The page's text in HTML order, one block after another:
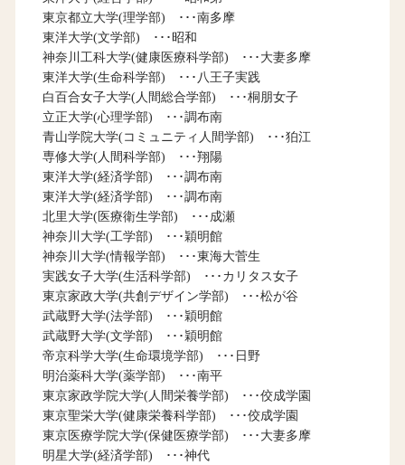
東京都立大学(理学部) ･･･南多摩
東洋大学(文学部) ･･･昭和
神奈川工科大学(健康医療科学部) ･･･大妻多摩
東洋大学(生命科学部) ･･･八王子実践
白百合女子大学(人間総合学部) ･･･桐朋女子
立正大学(心理学部) ･･･調布南
青山学院大学(コミュニティ人間学部) ･･･狛江
専修大学(人間科学部) ･･･翔陽
東洋大学(経済学部) ･･･調布南
東洋大学(経済学部) ･･･調布南
北里大学(医療衛生学部) ･･･成瀬
神奈川大学(工学部) ･･･穎明館
神奈川大学(情報学部) ･･･東海大菅生
実践女子大学(生活科学部) ･･･カリタス女子
東京家政大学(共創デザイン学部) ･･･松が谷
武蔵野大学(法学部) ･･･穎明館
武蔵野大学(文学部) ･･･穎明館
帝京科学大学(生命環境学部) ･･･日野
明治薬科大学(薬学部) ･･･南平
東京家政学院大学(人間栄養学部) ･･･佼成学園
東京聖栄大学(健康栄養科学部) ･･･佼成学園
東京医療学院大学(保健医療学部) ･･･大妻多摩
明星大学(経済学部) ･･･神代